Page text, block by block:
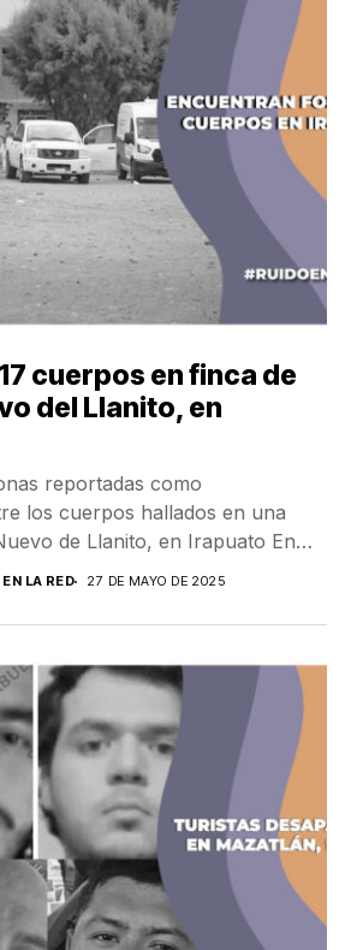
cuerpos en finca de
del Llanito, en
reportadas como
los cuerpos hallados en una
de Llanito, en Irapuato En
LA RED 27 DE MAYO DE 2025